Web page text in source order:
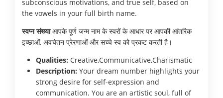
subconscious motivations, and true self, based on
the vowels in your full birth name.
स्वप्न संख्याआपके पूर्ण जन्म नाम के स्वरों के आधार पर आपकी आंतरिक
इच्छाओं, अवचेतन प्रेरणाओं और सच्चे स्व को प्रकट करती है।
Qualities: Creative,Communicative,Charismatic
Description: Your dream number highlights your
strong desire for self-expression and
communication. You are an artistic soul, full of